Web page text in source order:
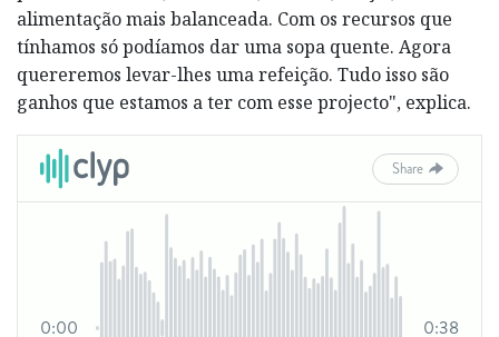
alimentação mais balanceada. Com os recursos que
tínhamos só podíamos dar uma sopa quente. Agora
quereremos levar-lhes uma refeição. Tudo isso são
ganhos que estamos a ter com esse projecto", explica.